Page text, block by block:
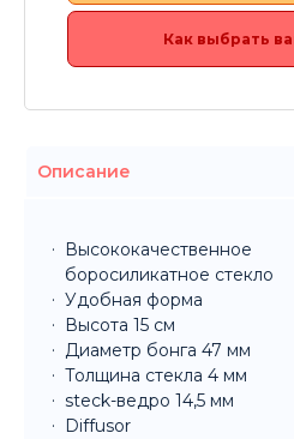
Как выбрать
Описание
боросиликатное стекло
Удобная форма
Высота 15 см
Диаметр бонга 47 мм
Толщина стекла 4 мм
steck-ведро 14,5 мм
Diffusor